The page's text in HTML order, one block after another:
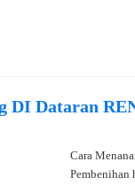
DI Dataran
Cara
Pembenihan